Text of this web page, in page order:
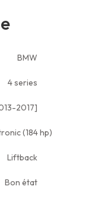
BMW
4 series
2017]
(184 hp)
Liftback
Bon état